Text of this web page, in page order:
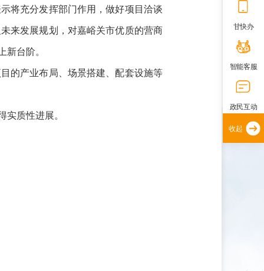
将充分发挥部门作用，做好项目洽谈
来发展规划，对嘉峪关市优质的营商
台阶。
的产业布局、场景搭建、配套设施等
质性进展。
甘快办
智能客服
政民互动
收起